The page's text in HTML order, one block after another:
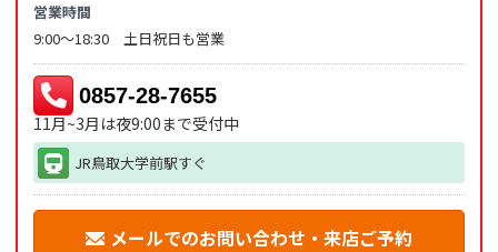
営業時間
9:00～18:30 土日祝日も営業
0857-28-7655
11月~3月は夜9:00まで受付中
JR鳥取大学前駅すぐ
メールでのお問い合わせ・来店ご予約